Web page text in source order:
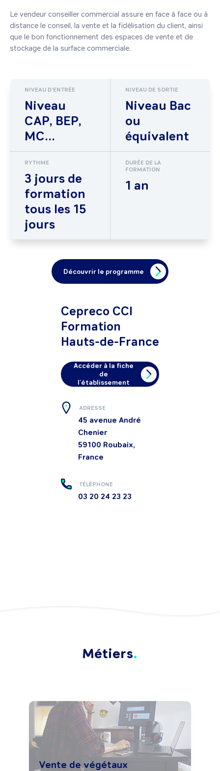
Le vendeur conseiller commercial assure en face à face ou à
distance le conseil, la vente et la fidélisation du client, ainsi
que le bon fonctionnement des espaces de vente et de
stockage de la surface commerciale.
NIVEAU D'ENTRÉE
Niveau
CAP, BEP,
MC...
NIVEAU DE SORTIE
Niveau Bac
ou
équivalent
RYTHME
3 jours de
formation
tous les 15
jours
DURÉE DE LA
FORMATION
1 an
Découvrir le programme
Cepreco CCI
Formation
Hauts-de-France
Accéder à la fiche
de
l'établissement
ADRESSE
45 avenue André
Chenier
59100 Roubaix,
France
TÉLÉPHONE
03 20 24 23 23
Métiers
Vente de végétaux